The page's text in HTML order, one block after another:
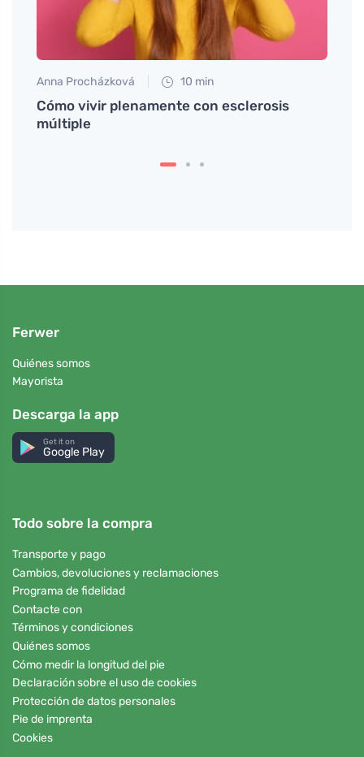
Anna Procházková 10 min
Cómo vivir plenamente con esclerosis
múltiple
Ferwer
Quiénes somos
Mayorista
Descarga la app
Get it on
Google Play
Todo sobre la compra
Transporte y pago
Cambios, devoluciones y reclamaciones
Programa de fidelidad
Contacte con
Términos y condiciones
Quiénes somos
Cómo medir la longitud del pie
Declaración sobre el uso de cookies
Protección de datos personales
Pie de imprenta
Cookies